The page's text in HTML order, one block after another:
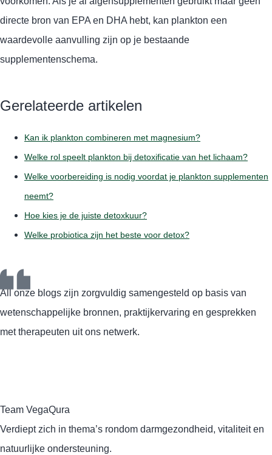
directe bron van EPA en DHA hebt, kan plankton een
waardevolle aanvulling zijn op je bestaande
supplementenschema.
Gerelateerde artikelen
Kan ik plankton combineren met magnesium?
Welke rol speelt plankton bij detoxificatie van het lichaam?
Welke voorbereiding is nodig voordat je plankton supplementen
neemt?
Hoe kies je de juiste detoxkuur?
Welke probiotica zijn het beste voor detox?
All onze blogs zijn zorgvuldig samengesteld op basis van
wetenschappelijke bronnen, praktijkervaring en gesprekken
met therapeuten uit ons netwerk.
Team VegaQura
Verdiept zich in thema’s rondom darmgezondheid, vitaliteit en
natuurlijke ondersteuning.